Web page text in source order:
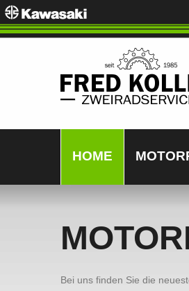
HOME
Bei uns finden Sie die